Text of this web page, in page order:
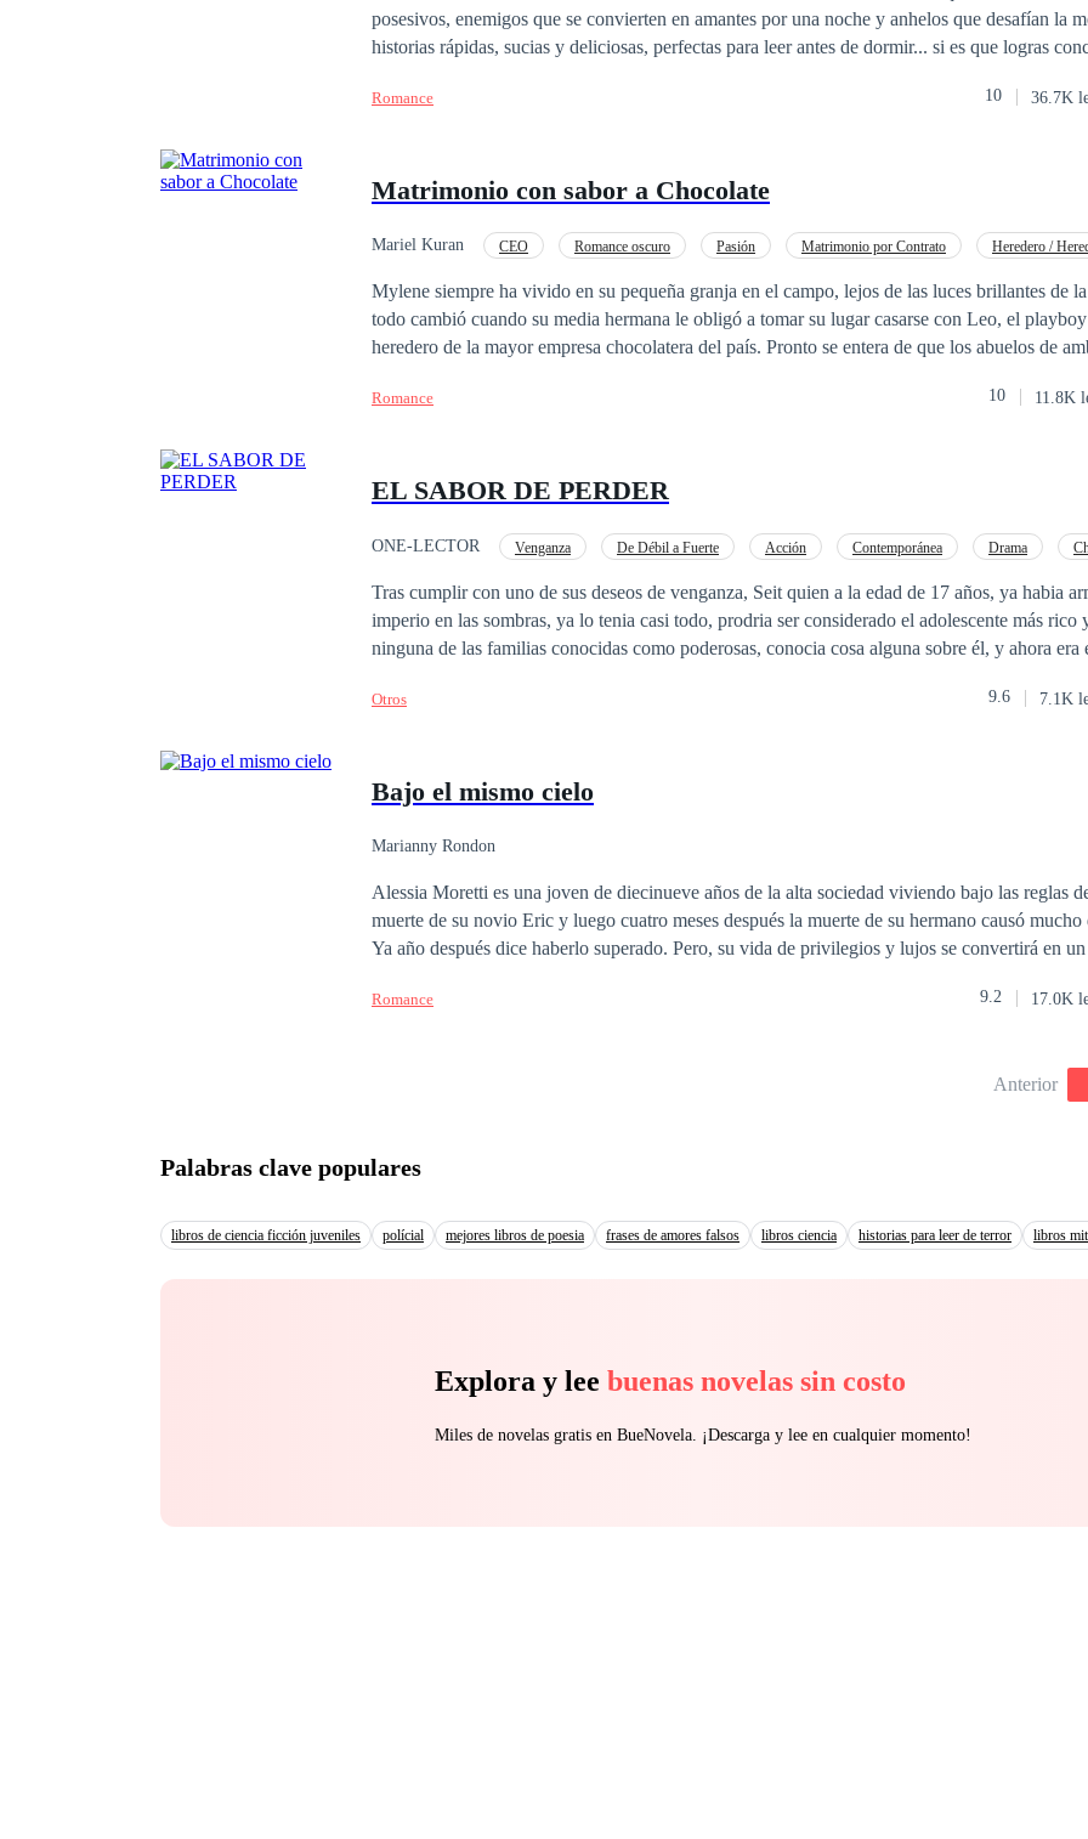
posesivos, enemigos que se convierten en amantes por una noche y anhelos que desafían la
historias rápidas, sucias y deliciosas, perfectas para leer antes de dormir... si es que logras
Romance 10 36.7K
Matrimonio con sabor a Chocolate
Mariel Kuran CEO Romance oscuro Pasión Matrimonio por Contrato
Heredero /
Mylene siempre ha vivido en su pequeña granja en el campo, lejos de las luces brillantes de
todo cambió cuando su media hermana le obligó a tomar su lugar casarse con Leo, el
heredero de la mayor empresa chocolatera del país. Pronto se entera de que los abuelos de
matrimonio es solo una formalidad, Mylene se siente abrumada por la idea de casarse con un
camino hacia la felicidad no será fácil. Mylene y Leo tendrán que lidiar con las
matrimonio feliz.
Romance 10 11.8K
EL SABOR DE PERDER
ONE-LECTOR Venganza De Débil a Fuerte Acción Contemporánea Drama
Tras cumplir con uno de sus deseos de venganza, Seit quien a la edad de 17 años, ya habia
imperio en las sombras, ya lo tenia casi todo, prodria ser considerado el adolescente más rico
ninguna de las familias conocidas como poderosas, conocia cosa alguna sobre él, y ahora era
muchas dificultades desde pequeño, pero ahora era uno de los más poderosos del país, pero
Otros 9.6 7.1K
Bajo el mismo cielo
Marianny Rondon
Alessia Moretti es una joven de diecinueve años de la alta sociedad viviendo bajo las reglas de
muerte de su novio Eric y luego cuatro meses después la muerte de su hermano causó
Ya año después dice haberlo superado. Pero, su vida de privilegios y lujos se convertirá en
intentando consumir su corazón, pero que dentro de tanta injusticia nunca pensó volverse a
Romance 9.2 17.0K
Anterior
Palabras clave populares
libros de ciencia ficción juveniles polícial mejores libros de poesia frases de amores falsos libros ciencia historias para leer de terror libros
Explora y lee buenas novelas sin costo
Miles de novelas gratis en BueNovela. ¡Descarga y lee en cualquier momento!